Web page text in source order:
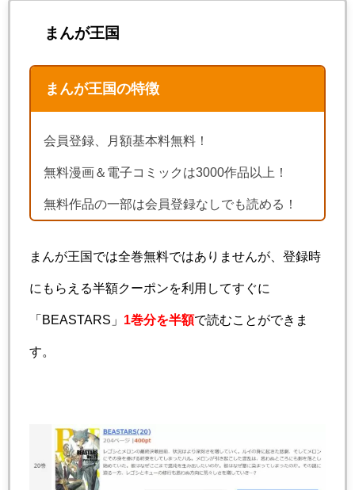
まんが王国
まんが王国の特徴
会員登録、月額基本料無料！
無料漫画＆電子コミックは3000作品以上！
無料作品の一部は会員登録なしでも読める！
まんが王国では全巻無料ではありませんが、登録時
にもらえる半額クーポンを利用してすぐに
「BEASTARS」 1巻分を半額で読むことができま
す。